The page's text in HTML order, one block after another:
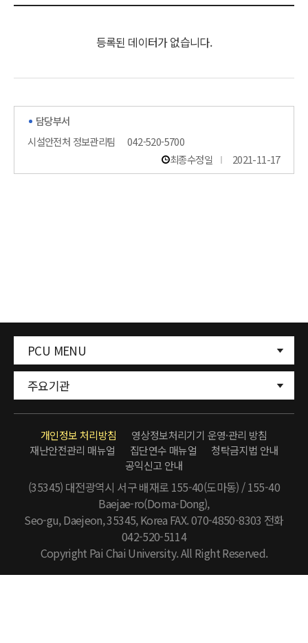
등록된 데이터가 없습니다.
담당부서
시설안전처 정보관리팀
042-520-5700
최종수정일
2021-11-17
PCU MENU
주요기관
개인정보 처리방침
영상정보처리기기 운영·관리 방침
재난안전관리 매뉴얼
집단연수 매뉴얼
청탁금지법 안내
공익신고 안내
(35345) 대전광역시 서구 배재로 155-40(도마동) / 155-40
Baejae-ro(Doma-Dong),
Seo-gu, Daejeon, 35345, Korea FAX. 070-4850-8303 전화
042-520-5114
Copyright Pai Chai University. All Right Reserved.